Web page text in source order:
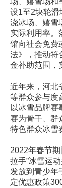
设1至2块轮滑
浇冰场、嬉雪
实际利用率。
馆向社会免费
法》，推动符
金补助范围，
近年来，河北
等群众参与度
以冰雪品牌赛
赛为骨干、群
特色群众冰雪
2022年春节
拉手”冰雪运
发放到青少年
定优惠政策